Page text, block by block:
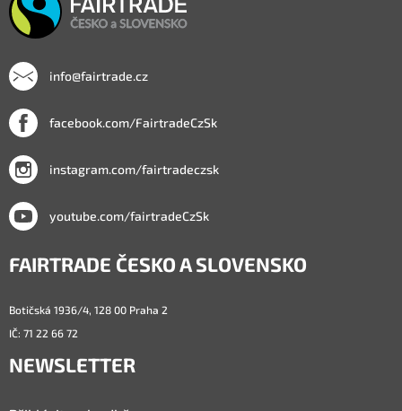
info@fairtrade.cz
facebook.com/FairtradeCzSk
instagram.com/fairtradeczsk
youtube.com/fairtradeCzSk
FAIRTRADE ČESKO A SLOVENSKO
Botičská 1936/4, 128 00 Praha 2
IČ: 71 22 66 72
NEWSLETTER